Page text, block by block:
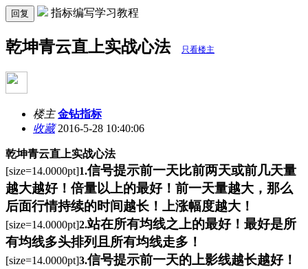
回复 指标编写学习教程
乾坤青云直上实战心法 只看楼主
楼主 金钻指标
收藏2016-5-28 10:40:06
乾坤青云直上实战心法
[size=14.0000pt]1.信号提示前一天比前两天或前几天量
越大越好！倍量以上的最好！前一天量越大，那么
后面行情持续的时间越长！上涨幅度越大！
[size=14.0000pt]2.站在所有均线之上的最好！最好是所
有均线多头排列且所有均线走多！
[size=14.0000pt]3.信号提示前一天的上影线越长越好！